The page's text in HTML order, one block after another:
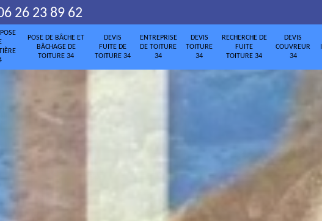
26 23 89 62
POSE DE BÂCHE ET
BÂCHAGE DE
TOITURE 34
DEVIS
FUITE DE
TOITURE 34
ENTREPRISE
DE TOITURE
34
DEVIS
TOITURE
34
RECHERCHE DE
FUITE
TOITURE 34
DEVIS
COUVREUR
34